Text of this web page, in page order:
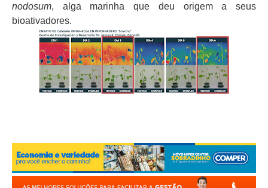
nodosum, alga marinha que deu origem a seus
bioativadores.